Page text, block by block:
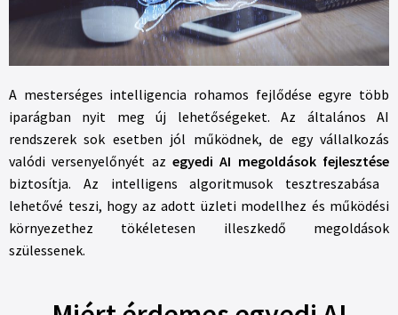
A mesterséges intelligencia rohamos fejlődése egyre több
iparágban nyit meg új lehetőségeket. Az általános AI
rendszerek sok esetben jól működnek, de egy vállalkozás
valódi versenyelőnyét az egyedi AI megoldások fejlesztése
biztosítja. Az intelligens algoritmusok tesztreszabása
lehetővé teszi, hogy az adott üzleti modellhez és működési
környezethez tökéletesen illeszkedő megoldások
szülessenek.